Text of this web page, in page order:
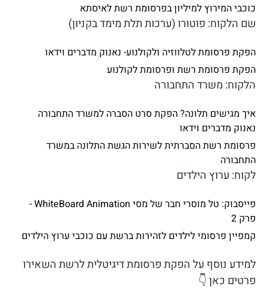
כוכבי המירוץ למיליון בפרסומת רשת לאיסתא
שם הלקוח: פוטורו (ערכות תלת מימד בקניון)
הפקת פרסומת לטלווזיה ולקולנוע- נאנוק מדברים וידאו
הפקת פרסומת רשת ופרסומת לקולנוע
הלקוח: משרד התחבורה
איך מגישים תלונה? הפקת סרט הסברה למשרד התחבורה
נאנוק מדברים וידאו
פרסומת רשת הסברתית לשירות הגשת התלונה במשרד
התחבורה
לקוח: ערוץ הילדים
פייסבוק: טל מוסרי חבר של מסי WhiteBoard Animation -
פרק 2
קמפיין פרסומי לילדים לזהירות ברשת עם כוכבי ערוץ הילדים
למידע נוסף על הפקת פרסומת דיגיטלית לרשת השאירו
פרטים כאן 👇